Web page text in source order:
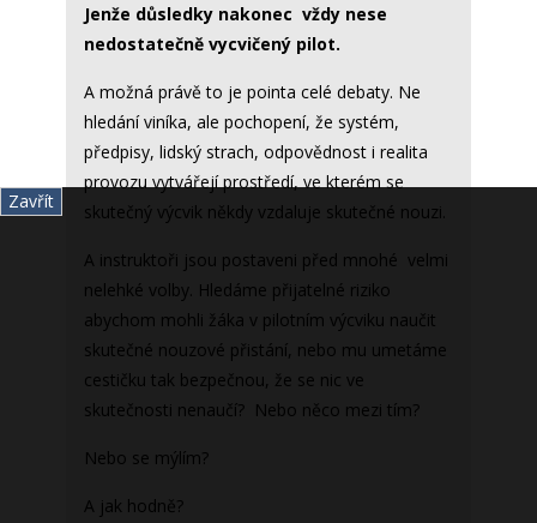
Zavřít
Jenže důsledky nakonec vždy nese
nedostatečně vycvičený pilot.
A možná právě to je pointa celé debaty. Ne
hledání viníka, ale pochopení, že systém,
předpisy, lidský strach, odpovědnost i realita
provozu vytvářejí prostředí, ve kterém se
skutečný výcvik někdy vzdaluje skutečné nouzi.
A instruktoři jsou postaveni před mnohé velmi
nelehké volby. Hledáme přijatelné riziko
abychom mohli žáka v pilotním výcviku naučit
skutečné nouzové přistání, nebo mu umetáme
cestičku tak bezpečnou, že se nic ve
skutečnosti nenaučí? Nebo něco mezi tím?
Nebo se mýlím?
A jak hodně?